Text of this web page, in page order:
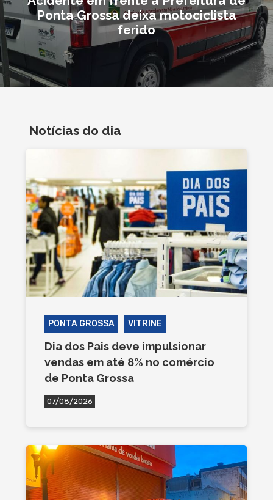
Ponta Grossa deixa motociclista
ferido
Notícias do dia
PONTA GROSSA VITRINE
Dia dos Pais deve impulsionar
vendas em até 8% no comércio
de Ponta Grossa
07/08/2026